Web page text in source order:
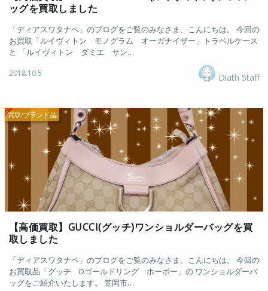
ッグを買取しました
「ディアスワタナベ」のブログをご覧のみなさま、こんにちは。 今回の
お買取「ルイヴィトン モノグラム オーガナイザー」トラベルケース
と 「ルイヴィトン ダミエ サン…
2018.10.5 Diath Staff
買取/ブランド品
【高価買取】GUCCI(グッチ)ワンショルダーバッグを買
取しました
「ディアスワタナベ」のブログをご覧のみなさま、こんにちは。 今回の
お買取品「グッチ Dゴールドリング ホーボー」の ワンショルダーバ
ッグをご紹介いたします。 笠岡市…